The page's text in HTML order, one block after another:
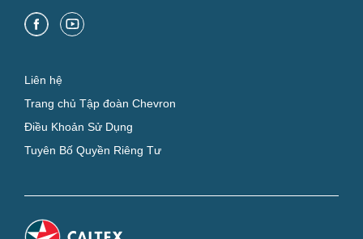
Liên hệ
Trang chủ Tập đoàn Chevron
Điều Khoản Sử Dụng
Tuyên Bố Quyền Riêng Tư